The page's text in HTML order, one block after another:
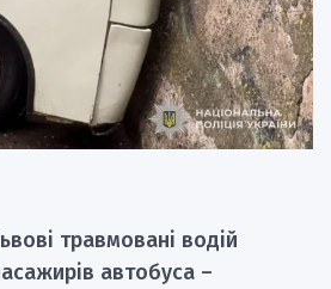
травмовані водій
автобуса –